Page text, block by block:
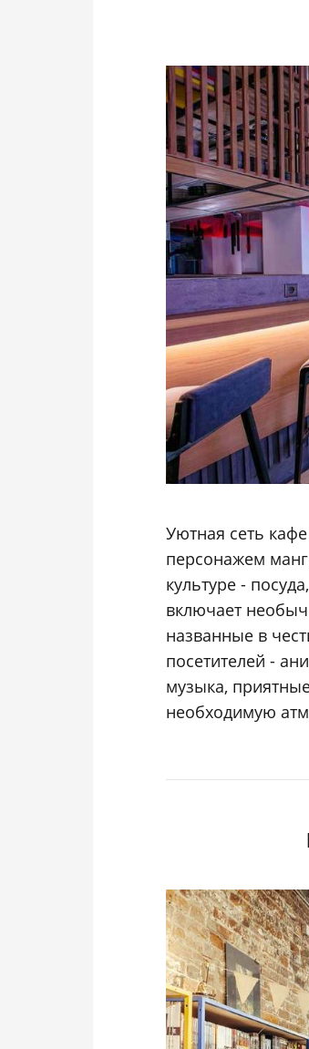
Уютная сеть
персонажем
культуре -
включает
названные в
посетителей -
музыка,
необходимую